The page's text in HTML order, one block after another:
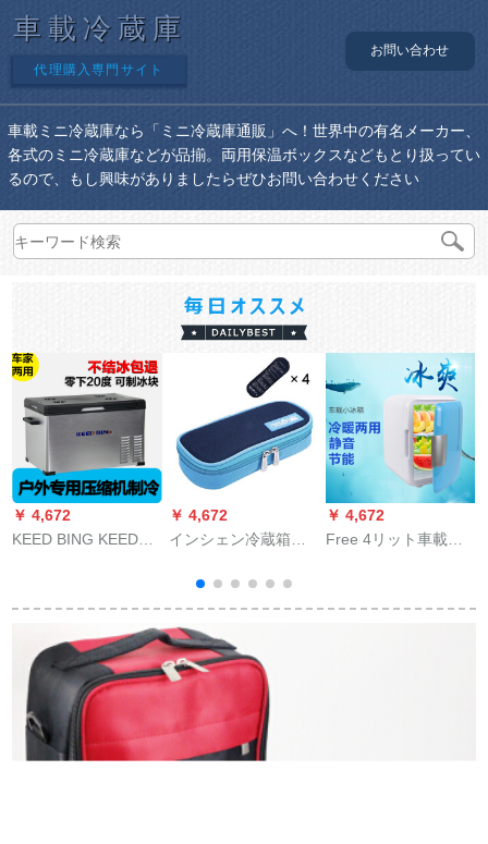
車載冷蔵庫
代理購入専門サイト
お問い合わせ
車載ミニ冷蔵庫なら「ミニ冷蔵庫通販」へ！世界中の有名メーカー、
各式のミニ冷蔵庫などが品揃。両用保温ボックスなどもとり扱ってい
るので、もし興味がありましたらぜひお問い合わせください
￥ 4,672
KEED BING KEED車
vミニ冷蔵庫冷蔵庫凍
結肉冷蔵庫25リット
圧縮機用
￥ 4,672
インシェン冷蔵箱便
外装保温ベーキング
アイスパンSサズ紺色
+4氷条
￥ 4,672
Free 4リット車載冷
寮家庭用冷蔵庫4リッ